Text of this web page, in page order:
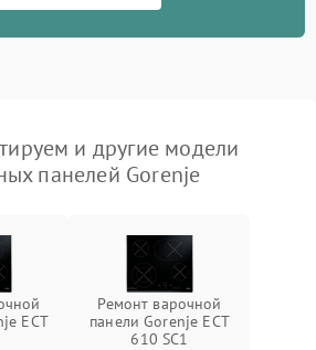
и другие модели
панелей Gorenje
ECT
Ремонт варочной
панели Gorenje ECT
610 SC1